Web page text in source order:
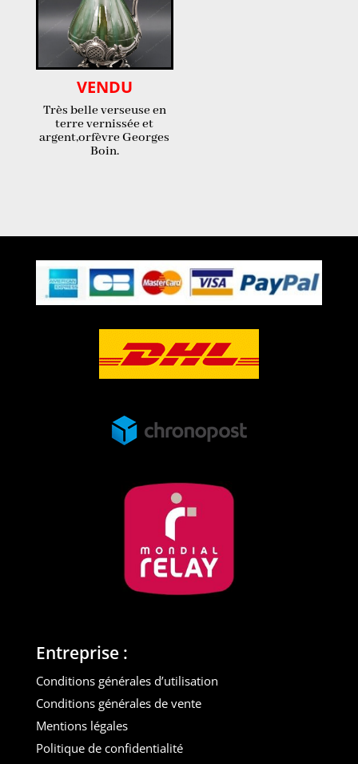
VENDU
Très belle verseuse en
terre vernissée et
argent,orfèvre Georges
Boin.
Entreprise :
Conditions générales d’utilisation
Conditions générales de vente
Mentions légales
Politique de confidentialité